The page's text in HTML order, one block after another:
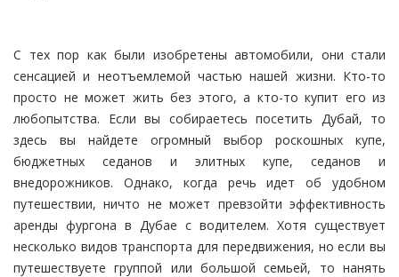
С тех пор как были изобретены автомобили, они стали
сенсацией и неотъемлемой частью нашей жизни. Кто-то
просто не может жить без этого, а кто-то купит его из
любопытства. Если вы собираетесь посетить Дубай, то
здесь вы найдете огромный выбор роскошных купе,
бюджетных седанов и элитных купе, седанов и
внедорожников. Однако, когда речь идет об удобном
путешествии, ничто не может превзойти эффективность
аренды фургона в Дубае с водителем. Хотя существует
несколько видов транспорта для передвижения, но если вы
путешествуете группой или большой семьей, то нанять